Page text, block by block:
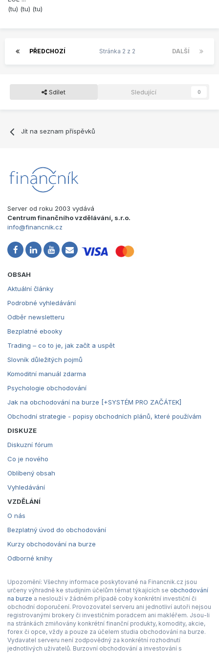
(tu) (tu) (tu)
PŘEDCHOZÍ DALŠÍ
Stránka 2 z 2
Sdílet Sledující 0
Jít na seznam příspěvků
Server od roku 2003 vydává
Centrum finančního vzdělávání, s.r.o.
info@financnik.cz
OBSAH
Aktuální články
Podrobné vyhledávání
Odběr newsletteru
Bezplatné ebooky
Trading – co to je, jak začít a uspět
Slovník důležitých pojmů
Komoditní manuál zdarma
Psychologie obchodování
Jak na obchodování na burze [+SYSTÉM PRO ZAČÁTEK]
Obchodní strategie - popisy obchodních plánů, které používám
DISKUZE
Diskuzní fórum
Co je nového
Oblíbený obsah
Vyhledávání
VZDĚLÁNÍ
O nás
Bezplatný úvod do obchodování
Kurzy obchodování na burze
Odborné knihy
Upozornění: Všechny informace poskytované na Financnik.cz jsou
určeny výhradně ke studijním účelům témat týkajících se obchodování
na burze a neslouží v žádném případě coby konkrétní investiční či
obchodní doporučení. Provozovatel serveru ani jednotliví autoři nejsou
registrovanými brokery či investičním poradcem ani makléřem. Jsou-li
na stránkách zmiňovány konkrétní finanční produkty, komodity, akcie,
forex či opce, vždy a pouze za účelem studia obchodování na burze.
Vydavatel serveru není zodpovědný za konkrétní rozhodnutí
jednotlivých uživatelů. Burzovní obchodování a investování s